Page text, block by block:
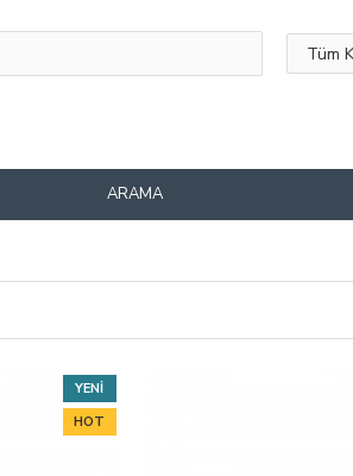
ARAMA
YENI
HOT